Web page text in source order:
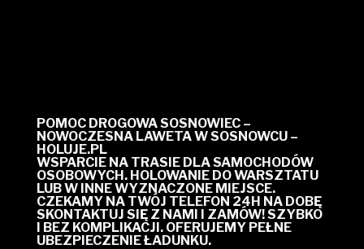
POMOC DROGOWA SOSNOWIEC –
NOWOCZESNA LAWETA W SOSNOWCU –
HOLUJE.PL
WSPARCIE NA TRASIE DLA SAMOCHODÓW
OSOBOWYCH. HOLOWANIE DO WARSZTATU
LUB W INNE WYZNACZONE MIEJSCE.
CZEKAMY NA TWÓJ TELEFON 24H NA DOBĘ
SKONTAKTUJ SIĘ Z NAMI I ZAMÓW! SZYBKO
I BEZ KOMPLIKACJI. OFERUJEMY PEŁNE
UBEZPIECZENIE ŁADUNKU.